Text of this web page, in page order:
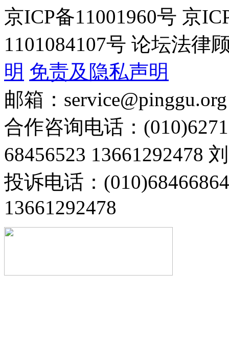
京ICP备11001960号 京
1101084107号 论坛法律
明 免责及隐私声明
邮箱：service@pinggu.org
合作咨询电话：
68456523 13661292478
投诉电话：
13661292478